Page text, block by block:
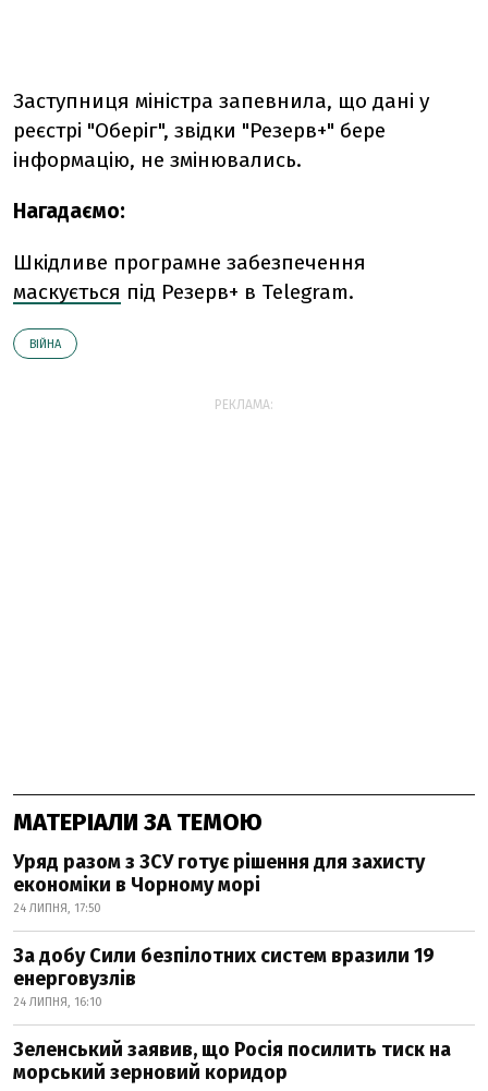
Заступниця міністра запевнила, що дані у
реєстрі "Оберіг", звідки "Резерв+" бере
інформацію, не змінювались.
Нагадаємо:
Шкідливе програмне забезпечення
маскується під Резерв+ в Telegram.
ВІЙНА
РЕКЛАМА:
МАТЕРІАЛИ ЗА ТЕМОЮ
Уряд разом з ЗСУ готує рішення для захисту
економіки в Чорному морі
24 ЛИПНЯ, 17:50
За добу Сили безпілотних систем вразили 19
енерговузлів
24 ЛИПНЯ, 16:10
Зеленський заявив, що Росія посилить тиск на
морський зерновий коридор